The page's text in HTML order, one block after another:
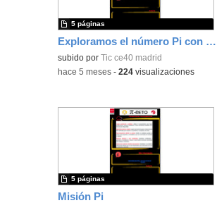
Exploramos el número Pi con Micro:Bit
subido por Tic ce40 madrid
5 páginas
-hace 5 meses -224 visualizaciones
Misión Pi
5 páginas